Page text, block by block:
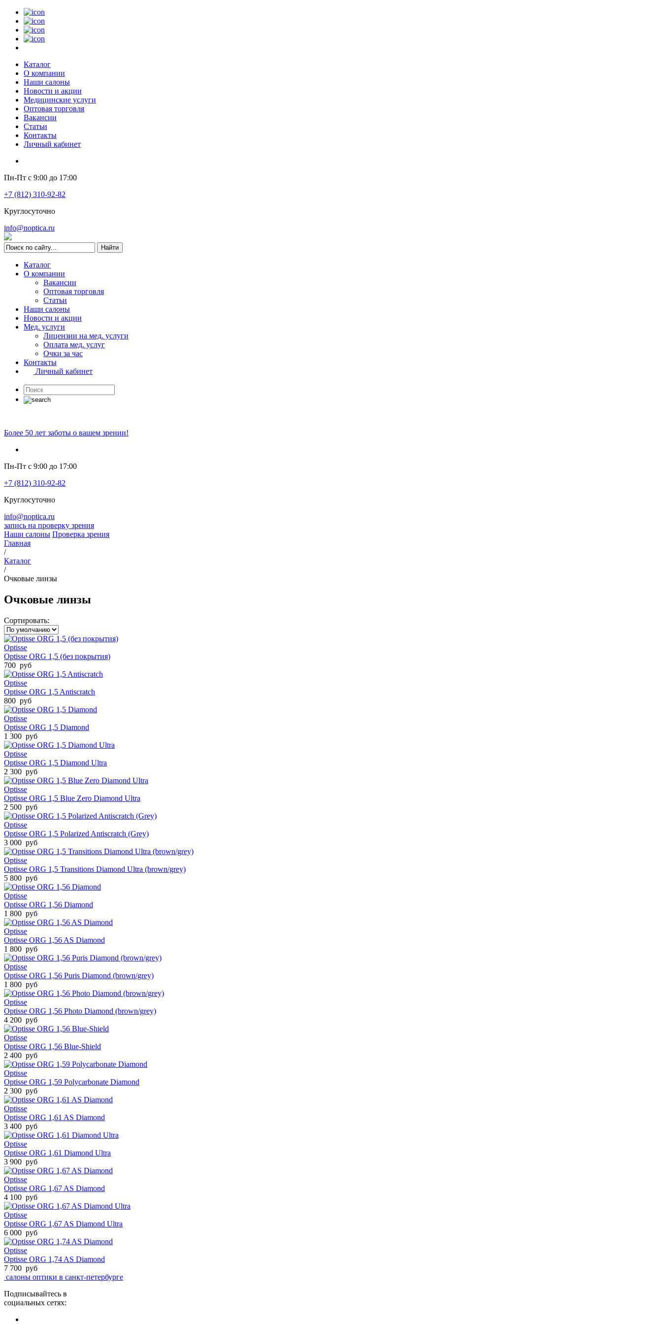
Каталог
О компании
Наши салоны
Новости и акции
Медицинские услуги
Оптовая торговля
Вакансии
Статьи
Контакты
Личный кабинет
Пн-Пт с 9:00 до 17:00
+7 (812) 310-92-82
Круглосуточно
info@noptica.ru
Каталог
О компании
Вакансии
Оптовая торговля
Статьи
Наши салоны
Новости и акции
Мед. услуги
Лицензии на мед. услуги
Оплата мед. услуг
Очки за час
Контакты
Личный кабинет
Более 50 лет заботы о вашем зрении!
Пн-Пт с 9:00 до 17:00
+7 (812) 310-92-82
Круглосуточно
info@noptica.ru
запись на проверку зрения
Наши салоны Проверка зрения
Главная
/
Каталог
/
Очковые линзы
Очковые линзы
Сортировать:
Optisse
Optisse ORG 1,5 (без покрытия)
700 руб
Optisse
Optisse ORG 1,5 Antiscratch
800 руб
Optisse
Optisse ORG 1,5 Diamond
1 300 руб
Optisse
Optisse ORG 1,5 Diamond Ultra
2 300 руб
Optisse
Optisse ORG 1,5 Blue Zero Diamond Ultra
2 500 руб
Optisse
Optisse ORG 1,5 Polarized Antiscratch (Grey)
3 000 руб
Optisse
Optisse ORG 1,5 Transitions Diamond Ultra (brown/grey)
5 800 руб
Optisse
Optisse ORG 1,56 Diamond
1 800 руб
Optisse
Optisse ORG 1,56 AS Diamond
1 800 руб
Optisse
Optisse ORG 1,56 Puris Diamond (brown/grey)
1 800 руб
Optisse
Optisse ORG 1,56 Photo Diamond (brown/grey)
4 200 руб
Optisse
Optisse ORG 1,56 Blue-Shield
2 400 руб
Optisse
Optisse ORG 1,59 Polycarbonate Diamond
2 300 руб
Optisse
Optisse ORG 1,61 AS Diamond
3 400 руб
Optisse
Optisse ORG 1,61 Diamond Ultra
3 900 руб
Optisse
Optisse ORG 1,67 AS Diamond
4 100 руб
Optisse
Optisse ORG 1,67 AS Diamond Ultra
6 000 руб
Optisse
Optisse ORG 1,74 AS Diamond
7 700 руб
салоны оптики в санкт-петербурге
Подписывайтесь в
социальных сетях: